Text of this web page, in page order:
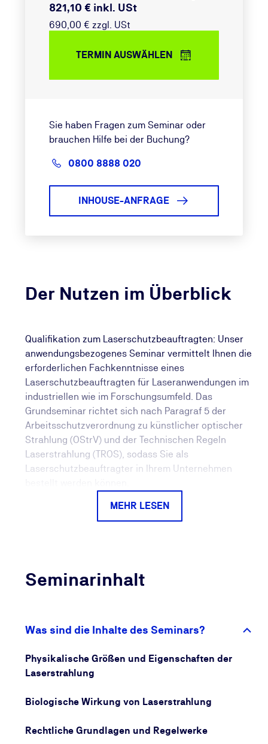
Der Nutzen im Überblick
Qualifikation zum Laserschutzbeauftragten: Unser
anwendungsbezogenes Seminar vermittelt Ihnen die
erforderlichen Fachkenntnisse eines
Laserschutzbeauftragten für Laseranwendungen im
industriellen wie im Forschungsumfeld. Das
Grundseminar richtet sich nach Paragraf 5 der
Arbeitsschutzverordnung zu künstlicher optischer
Strahlung (OStrV) und der Technischen Regeln
Laserstrahlung (TROS), sodass Sie als
Laserschutzbeauftragter in Ihrem Unternehmen
Die Einsatzgebiete der Laserstrahlung sind sehr
Absatz 2 der Arbeitsschutzverordnung zu
verpflichtet, einen Laserschutzbeauftragten zu
sind durch den Besuch eines entsprechenden
Lehrgangs nach den Technischen Regeln
MEHR LESEN
Seminarinhalt
Was sind die Inhalte des Seminars?
Physikalische Größen und Eigenschaften der
Laserstrahlung
Biologische Wirkung von Laserstrahlung
Rechtliche Grundlagen und Regelwerke
821,10 € inkl. USt
690,00 € zzgl. USt
TERMIN AUSWÄHLEN
Sie haben Fragen zum Seminar oder
brauchen Hilfe bei der Buchung?
0800 8888 020
INHOUSE-ANFRAGE